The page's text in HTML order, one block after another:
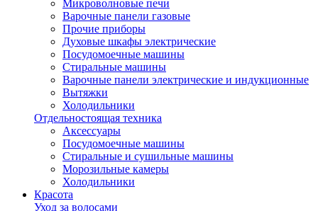
Микроволновые печи
Варочные панели газовые
Прочие приборы
Духовые шкафы электрические
Посудомоечные машины
Стиральные машины
Варочные панели электрические и индукционные
Вытяжки
Холодильники
Отдельностоящая техника
Аксессуары
Посудомоечные машины
Стиральные и сушильные машины
Морозильные камеры
Холодильники
Красота
Уход за волосами